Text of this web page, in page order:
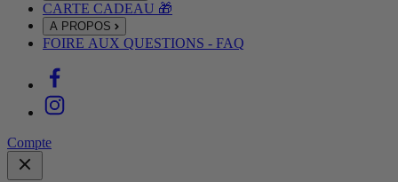
CARTE CADEAU 🎁
A PROPOS
FOIRE AUX QUESTIONS - FAQ
Compte